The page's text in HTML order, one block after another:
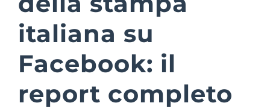
Suite Login
italiana su
Facebook: il
report completo